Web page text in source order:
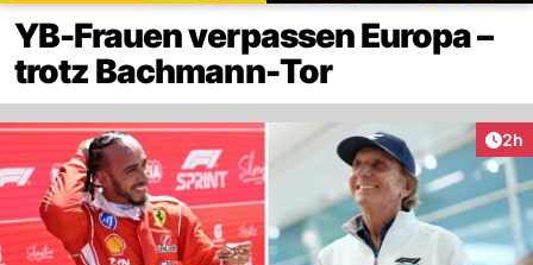
YB-Frauen verpassen Europa –
trotz Bachmann-Tor
2h